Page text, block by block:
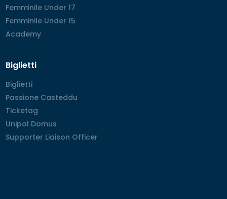
Femminile Under 17
Femminile Under 17
Femminile Under 15
Femminile Under 15
Academy
Academy
Biglietti
Biglietti
Biglietti
Passione Casteddu
Passione Casteddu
Ticketag
Ticketag
Unipol Domus
Unipol Domus
Supporter Liaison Officer
Supporter Liaison Officer